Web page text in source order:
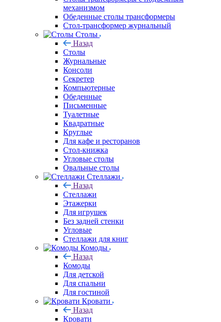
механизмом
Обеденные столы трансформеры
Стол-трансформер журнальный
Столы
Назад
Столы
Журнальные
Консоли
Секретер
Компьютерные
Обеденные
Письменные
Туалетные
Квадратные
Круглые
Для кафе и ресторанов
Стол-книжка
Угловые столы
Овальные столы
Стеллажи
Назад
Стеллажи
Этажерки
Для игрушек
Без задней стенки
Угловые
Стеллажи для книг
Комоды
Назад
Комоды
Для детской
Для спальни
Для гостиной
Кровати
Назад
Кровати